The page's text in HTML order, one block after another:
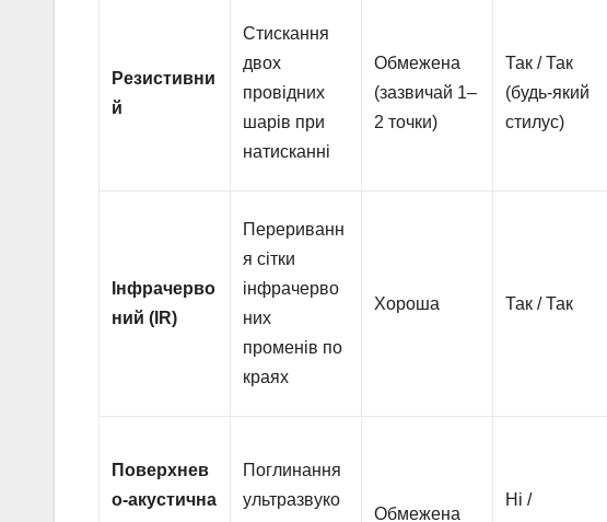
Резистивни
й
Стискання
двох
провідних
шарів при
натисканні
Обмежена
(зазвичай 1–
2 точки)
Так / Так
(будь-який
стилус)
Інфрачерво
ний (IR)
Перериванн
я сітки
інфрачерво
них
променів по
краях
Хороша Так / Так
Поверхнев
о-акустична
Поглинання
ультразвуко
Обмежена
Ні /